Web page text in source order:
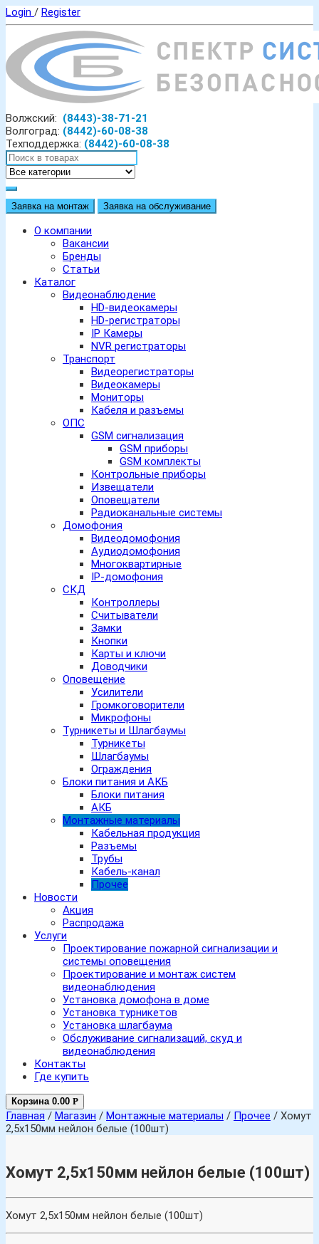
Login / Register
Волжский: (8443)-38-71-21
Волгоград: (8442)-60-08-38
Техподдержка: (8442)-60-08-38
Заявка на монтаж Заявка на обслуживание
О компании
Вакансии
Бренды
Статьи
Каталог
Видеонаблюдение
HD-видеокамеры
HD-регистраторы
IP Камеры
NVR регистраторы
Транспорт
Видеорегистраторы
Видеокамеры
Мониторы
Кабеля и разъемы
ОПС
GSM сигнализация
GSM приборы
GSM комплекты
Контрольные приборы
Извещатели
Оповещатели
Радиоканальные системы
Домофония
Видеодомофония
Аудиодомофония
Многоквартирные
IP-домофония
СКД
Контроллеры
Считыватели
Замки
Кнопки
Карты и ключи
Доводчики
Оповещение
Усилители
Громкоговорители
Микрофоны
Турникеты и Шлагбаумы
Турникеты
Шлагбаумы
Ограждения
Блоки питания и АКБ
Блоки питания
АКБ
Монтажные материалы
Кабельная продукция
Разъемы
Трубы
Кабель-канал
Прочее
Новости
Акция
Распродажа
Услуги
Проектирование пожарной сигнализации и
системы оповещения
Проектирование и монтаж систем
видеонаблюдения
Установка домофона в доме
Установка турникетов
Установка шлагбаума
Обслуживание сигнализаций, скуд и
видеонаблюдения
Контакты
Где купить
Корзина 0.00 Р
Главная / Магазин / Монтажные материалы / Прочее / Хомут
2,5х150мм нейлон белые (100шт)
Хомут 2,5х150мм нейлон белые (100шт)
Хомут 2,5х150мм нейлон белые (100шт)